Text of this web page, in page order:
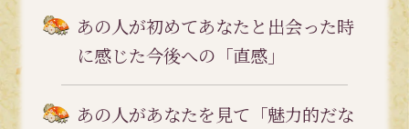
あの人が初めてあなたと出会った時
に感じた今後への「直感」
あの人があなたを見て「魅力的だな